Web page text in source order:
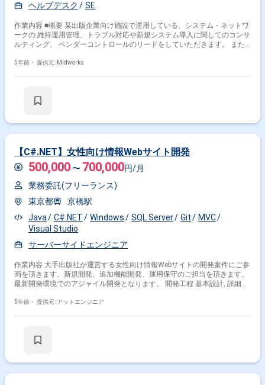
ヘルプデスク
SE
作業内容 ■概要 某出版企業向け施設で運用している、システム・ネットワ
ークの 維持運用管理、トラブル対応や新規システム導入に関してのコンサ
ルティング、 ベンダーコントロールのリードをしていただきます。 また
についてもリードしていただきます。 ■具体的な作業内容 ・ICT関連事案
5年前・ 提供元: Midworks
【C#.NET】女性向け情報Webサイト開発
500,000 〜 700,000円/月
業務委託(フリーランス)
東京都
京橋駅
Java
C#.NET Windows SQL Server Git
MVC
Visual Studio
サーバーサイドエンジニア
作業内容 大手出版社が運営する女性向け情報Webサイトの開発案件にご参
画を頂きます。新規開発、追加機能開発、運用保守のご担当を頂きます。
最新開発環境でのアジャイル開発となります。 開発工程 基本設計, 詳細設
5年前・ 提供元: アットエンジニア